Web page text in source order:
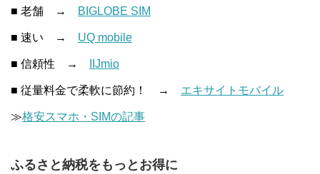
■ 老舗 → BIGLOBE SIM
■ 速い → UQ mobile
■ 信頼性 → IIJmio
■ 従量料金で柔軟に節約！ → エキサイトモバイル
≫格安スマホ・SIMの記事
ふるさと納税をもっとお得に